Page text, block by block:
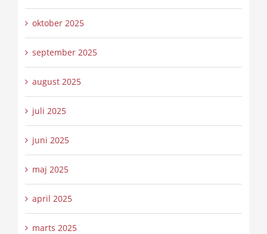
oktober 2025
september 2025
august 2025
juli 2025
juni 2025
maj 2025
april 2025
marts 2025